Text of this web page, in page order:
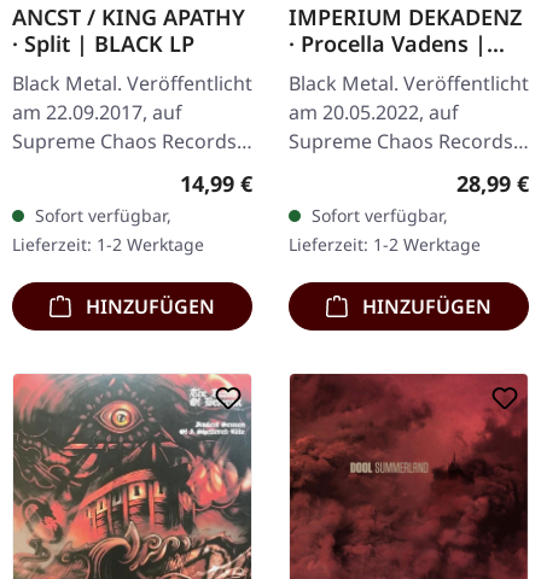
ANCST / KING APATHY
· Split | BLACK LP
Black Metal. Veröffentlicht
am 22.09.2017, auf
Supreme Chaos Records.
Schwarzes Vinyl, limitiert
handnummerierte
Exemplare. Diese…
Regulärer Preis:
14,99 €
Sofort verfügbar,
Lieferzeit: 1-2 Werktage
HINZUFÜGEN
IMPERIUM DEKADENZ
· Procella Vadens |
SILVER 2LP
Black Metal. Veröffentlicht
am 20.05.2022, auf
Supreme Chaos Records.
Letzte Exemplare! #4-10
Silbernes Doppel-Vinyl im
Gatefold-Cover mit
bedrucktem…
28,99 €
Sofort verfügbar,
Lieferzeit: 1-2 Werktage
HINZUFÜGEN